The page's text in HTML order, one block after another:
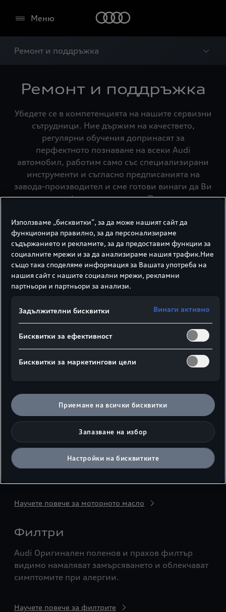
Меню
Ремонт и поддръжка
Ремонт и поддръжка
Убедете се в компетенцията на нашите сервизни
сътрудници. Ние държим на качествето,
регулярни обучения допринасят за
перфектното познаване на всеки Audi
автомобил, работим само със специализирани
инструменти и съгласно предписанията на
завода-производител и сме готови винаги да Ви
дадем професионален съвет. При ремонта
повечето от тях доставяме в рамките на едно
денонощие. Направете проверка на
автомобила, подменете накладките, сдобийте
се с нови чистачки или изберете да направите
цялостно обслужване.
AdBlue®
AdBlue® не е добавка към горивото, а
оборудвани с дизеловата технология SCR, се
нуждаят от AdBlue®.
Повече за AdBlue®
Моторно масло
Моторните масла не са еднакви. Важно е да се
използва моторно масло, което е
Научете повече за моторното масло
Филтри
Audi Оригинален поленов и прахов филтър
видимо намаляват замърсяването и облекчават
симптомите при алергии.
Научете повече за филтрите
Използваме „бисквитки“, за да може нашият сайт да
функционира правилно, за да персонализираме
съдържанието и рекламите, за да предоставим функции за
социалните мрежи и за да анализираме нашия трафик.Ние
също така споделяме информация за Вашата употреба на
нашия сайт с нашите социални мрежи, рекламни
партньори и партньори за анализи.
Задължителни бисквитки Винаги активно
Бисквитки за ефективност
Бисквитки за маркетингови цели
Приемане на всички бисквитки
Запазване на избор
Настройки на бисквитките